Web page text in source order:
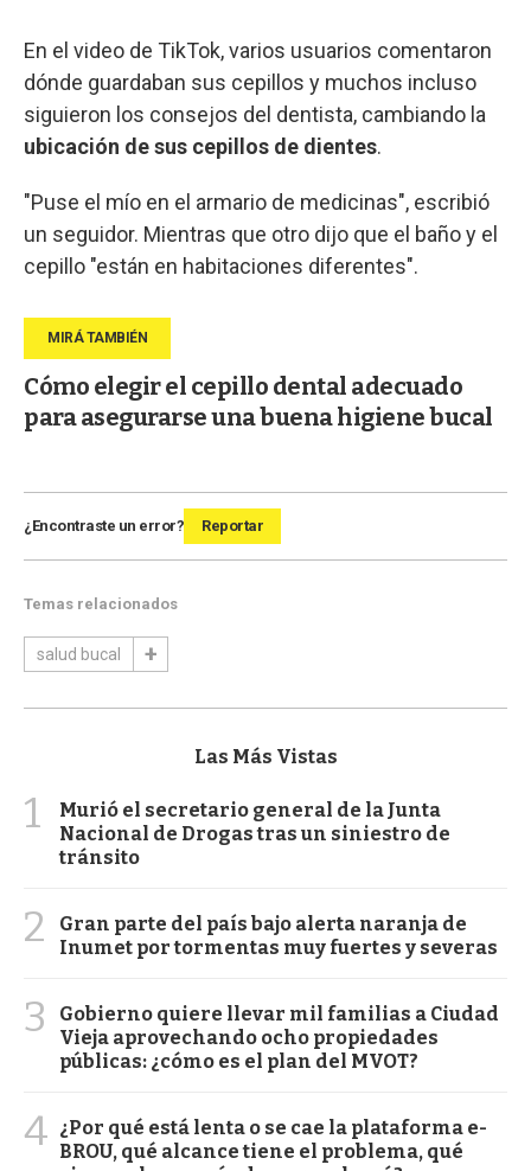
En el video de TikTok, varios usuarios comentaron
dónde guardaban sus cepillos y muchos incluso
siguieron los consejos del dentista, cambiando la
ubicación de sus cepillos de dientes.
"Puse el mío en el armario de medicinas", escribió
un seguidor. Mientras que otro dijo que el baño y el
cepillo "están en habitaciones diferentes".
Cómo elegir el cepillo dental adecuado
para asegurarse una buena higiene bucal
¿Encontraste un error? Reportar
Temas relacionados
salud bucal
Las Más Vistas
1
Murió el secretario general de la Junta
Nacional de Drogas tras un siniestro de
tránsito
2
Gran parte del país bajo alerta naranja de
Inumet por tormentas muy fuertes y severas
3
Gobierno quiere llevar mil familias a Ciudad
Vieja aprovechando ocho propiedades
públicas: ¿cómo es el plan del MVOT?
4 ¿Por qué está lenta o se cae la plataforma e-
BROU, qué alcance tiene el problema, qué